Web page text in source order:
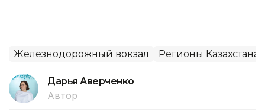
Железнодорожный вокзал Регионы Казахстана
Дарья Аверченко
Автор